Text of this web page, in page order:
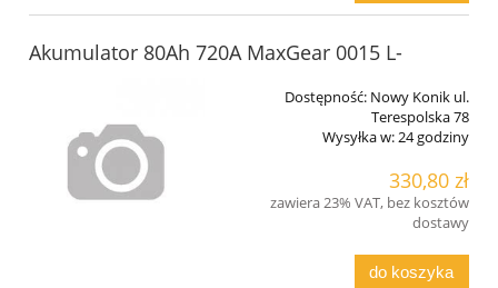
Akumulator 80Ah 720A MaxGear 0015 L-
Dostępność: Nowy Konik ul.
Terespolska 78
Wysyłka w: 24 godziny
330,80 zł
zawiera 23% VAT, bez kosztów
dostawy
do koszyka